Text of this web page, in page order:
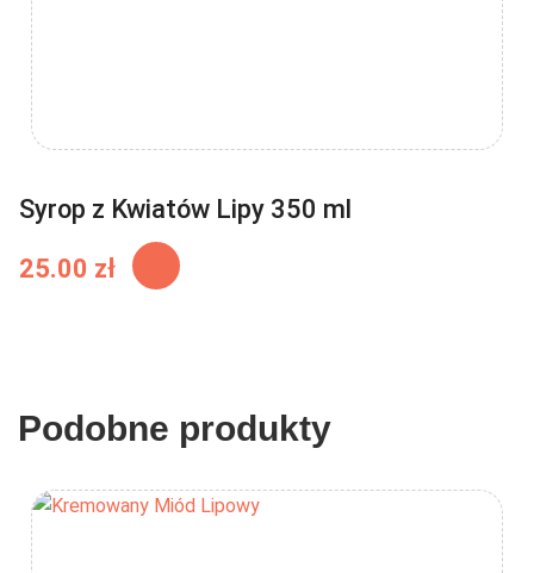
Syrop z Kwiatów Lipy 350 ml
25.00 zł
Podobne produkty